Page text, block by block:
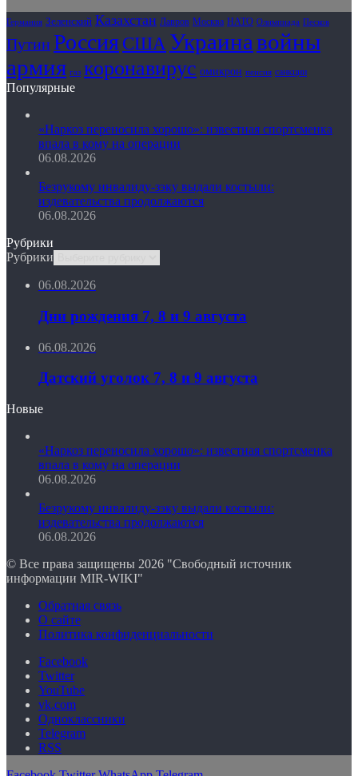
Германия Зеленский Казахстан Лавров Москва НАТО Олимпиада Песков
Путин РоссияСШАУкраинавойны
армия газ коронавирус омикрон пенсия санкции
Популярные
«Наркоз переносила хорошо»: известная спортсменка
впала в кому на операции
06.08.2026
Безрукому инвалиду-зэку выдали костыли:
издевательства продолжаются
06.08.2026
Рубрики
Рубрики
06.08.2026
Дни рождения 7, 8 и 9 августа
06.08.2026
Датский уголок 7, 8 и 9 августа
Новые
«Наркоз переносила хорошо»: известная спортсменка
впала в кому на операции
06.08.2026
Безрукому инвалиду-зэку выдали костыли:
издевательства продолжаются
06.08.2026
© Все права защищены 2026 "Свободный источник
информации MIR-WIKI"
Обратная связь
О сайте
Политика конфиденциальности
Facebook
Twitter
YouTube
vk.com
Одноклассники
Telegram
RSS